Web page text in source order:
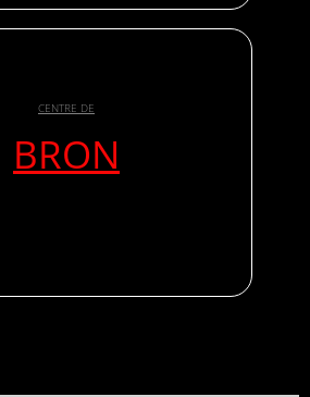
CENTRE DE
BRON